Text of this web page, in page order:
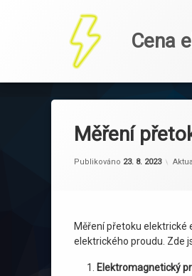
Cena
Měření
Publikováno 23. 8. 2023
Měření přetoku elektrické
elektrického proudu. Zde
Elektromagnetický